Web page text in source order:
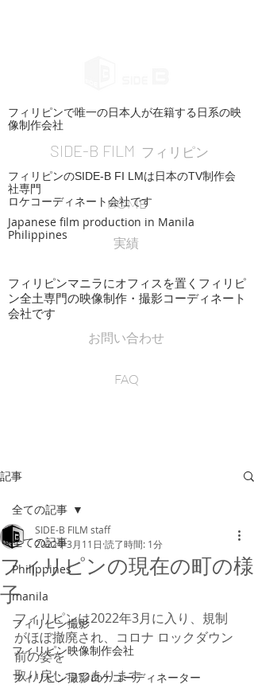
フィリピンで唯一の日本人が在籍する日系の映
像制作会社
SIDE-B FILM フィリピン
Japanese film production in Manila
Philippines
HOME
実績
フィリピンのSIDE-B FI LMは日本のTV制作会
社専門
ロケコーディネート会社です
フィリピンマニラにオフィスを置くフィリピ
ン全土専門の映像制作・撮影コーディネート
会社です
お問い合わせ
FAQ
記事
全ての記事
Philippines
manila
フィリピン撮影
フィリピン映像制作会社
フィリピン撮影ロケコーディネーター
全ての記事
フィリピンの現在の町の様
子
SIDE-B FILM staff
2022年3月11日 読了時間: 1分
フィリピンは2022年3月に入り、規制
がほぼ撤廃され、コロナ ロックダウン
前の姿を
取り戻しつつあります